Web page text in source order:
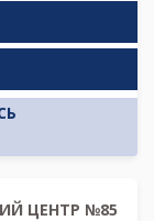
ЦЕНТР №85